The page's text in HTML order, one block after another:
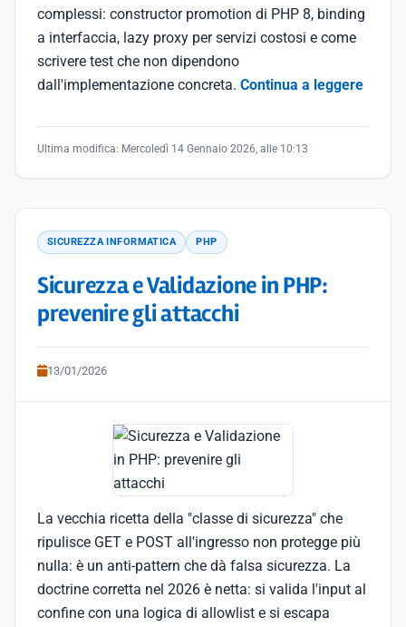
complessi: constructor promotion di PHP 8, binding
a interfaccia, lazy proxy per servizi costosi e come
scrivere test che non dipendono
dall'implementazione concreta. Continua a leggere
Ultima modifica: Mercoledì 14 Gennaio 2026, alle 10:13
SICUREZZA INFORMATICA PHP
Sicurezza e Validazione in PHP:
prevenire gli attacchi
13/01/2026
La vecchia ricetta della "classe di sicurezza" che
ripulisce GET e POST all'ingresso non protegge più
nulla: è un anti-pattern che dà falsa sicurezza. La
doctrine corretta nel 2026 è netta: si valida l'input al
confine con una logica di allowlist e si escapa